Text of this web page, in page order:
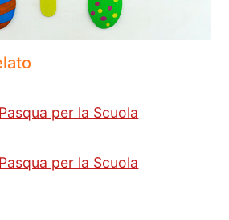
per la Scuola
per la Scuola